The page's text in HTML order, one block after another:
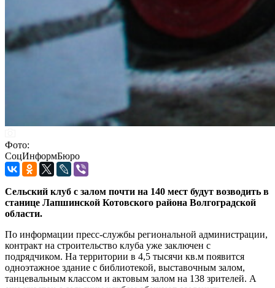
Фото:
СоцИнформБюро
Сельский клуб с залом почти на 140 мест будут возводить в
станице Лапшинской Котовского района Волгоградской
области.
По информации пресс-службы региональной администрации,
контракт на строительство клуба уже заключен с
подрядчиком. На территории в 4,5 тысячи кв.м появится
одноэтажное здание с библиотекой, выставочным залом,
танцевальным классом и актовым залом на 138 зрителей. А